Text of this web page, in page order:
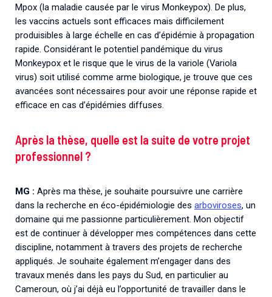
Mpox (la maladie causée par le virus Monkeypox). De plus,
les vaccins actuels sont efficaces mais difficilement
produisibles à large échelle en cas d’épidémie à propagation
rapide. Considérant le potentiel pandémique du virus
Monkeypox et le risque que le virus de la variole (Variola
virus) soit utilisé comme arme biologique, je trouve que ces
avancées sont nécessaires pour avoir une réponse rapide et
efficace en cas d’épidémies diffuses.
Après la thèse, quelle est la suite de votre projet
professionnel ?
MG : Après ma thèse, je souhaite poursuivre une carrière
dans la recherche en éco-épidémiologie des arboviroses, un
domaine qui me passionne particulièrement. Mon objectif
est de continuer à développer mes compétences dans cette
discipline, notamment à travers des projets de recherche
appliqués. Je souhaite également m’engager dans des
travaux menés dans les pays du Sud, en particulier au
Cameroun, où j’ai déjà eu l’opportunité de travailler dans le